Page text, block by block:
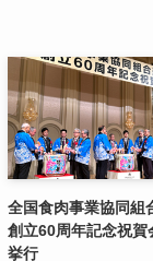
全国食肉事業協同組
創立60周年記念祝賀
挙行